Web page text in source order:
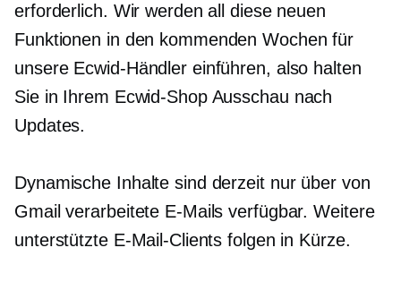
erforderlich. Wir werden all diese neuen
Funktionen in den kommenden Wochen für
unsere Ecwid-Händler einführen, also halten
Sie in Ihrem Ecwid-Shop Ausschau nach
Updates.
Dynamische Inhalte sind derzeit nur über von
Gmail verarbeitete E-Mails verfügbar. Weitere
unterstützte E-Mail-Clients folgen in Kürze.